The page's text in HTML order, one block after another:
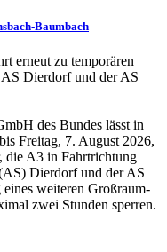
Baumbach
erneut zu temporären
Dierdorf und der AS
des Bundes lässt in
Freitag, 7. August 2026,
die A3 in Fahrtrichtung
Dierdorf und der AS
weiteren Großraum-
zwei Stunden sperren.